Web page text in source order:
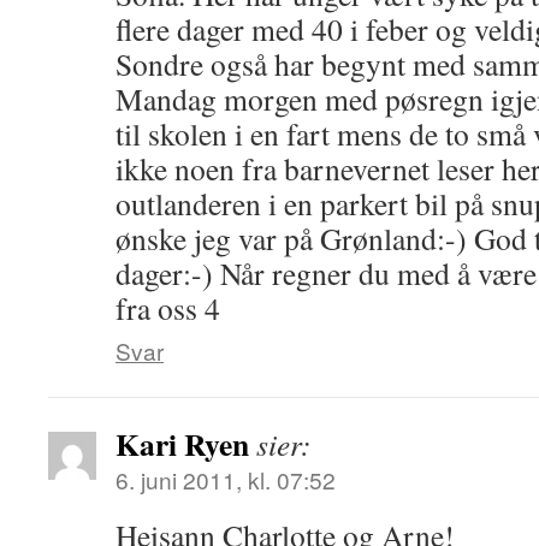
flere dager med 40 i feber og
Sondre også har begynt med
Mandag morgen med pøsregn
til skolen i en fart mens de to små
ikke noen fra barnevernet leser
outlanderen i en parkert bil på
ønske jeg var på Grønland:-) God
dager:-) Når regner du med å
fra oss 4
Svar
Kari Ryensier:
6. juni 2011, kl. 07:52
Heisann Charlotte og Arne!